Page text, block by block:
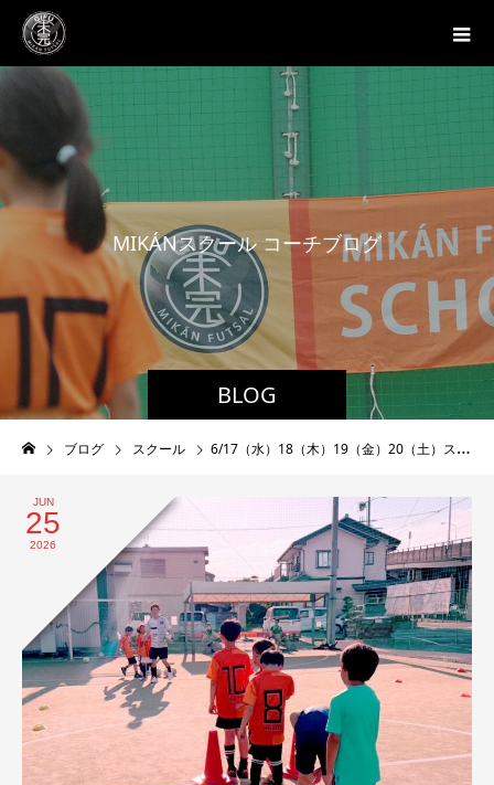
BLOG
MIKÁNスクール コーチブログ
ブログ スクール 6/17（水）18（木）19（金）20（土）スクール
JUN
25
2026